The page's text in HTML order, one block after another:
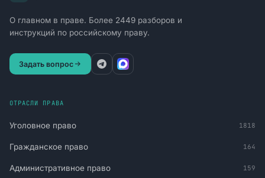
О главном в праве. Более 2449 разборов и
инструкций по российскому праву.
Задать вопрос
ОТРАСЛИ ПРАВА
Уголовное право 1818
Гражданское право 164
Административное право 159